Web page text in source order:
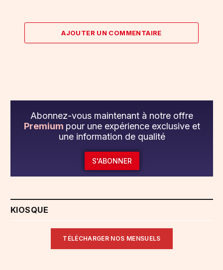
AJOUTER UN COMMENTAIRE
Abonnez-vous maintenant à notre offre
Premium pour une expérience exclusive et
une information de qualité
S'ABONNER
KIOSQUE
TÉLÉCHARGER NOS MENSUELS